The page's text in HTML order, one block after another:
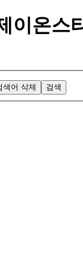
이온스
색어 삭제 검색